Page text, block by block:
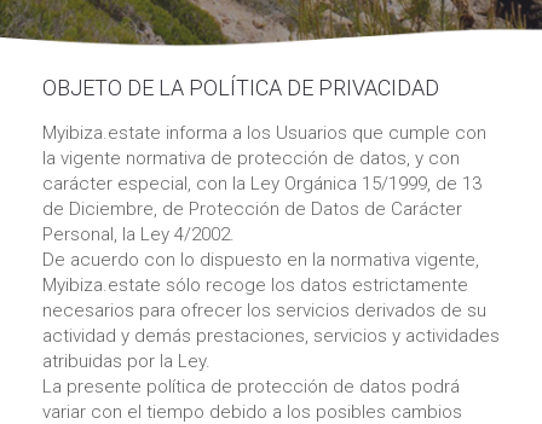
OBJETO DE LA POLÍTICA DE PRIVACIDAD
Myibiza.estate informa a los Usuarios que cumple con
la vigente normativa de protección de datos, y con
carácter especial, con la Ley Orgánica 15/1999, de 13
de Diciembre, de Protección de Datos de Carácter
Personal, la Ley 4/2002.
De acuerdo con lo dispuesto en la normativa vigente,
Myibiza.estate sólo recoge los datos estrictamente
necesarios para ofrecer los servicios derivados de su
actividad y demás prestaciones, servicios y actividades
atribuidas por la Ley.
La presente política de protección de datos podrá
variar con el tiempo debido a los posibles cambios